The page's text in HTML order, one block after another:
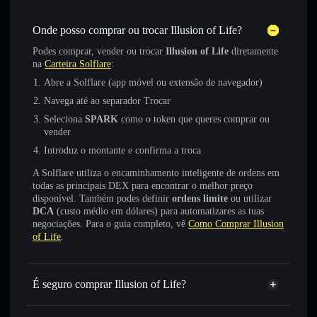
Onde posso comprar ou trocar Illusion of Life?
Podes comprar, vender ou trocar Illusion of Life diretamente
na Carteira Solflare:
Abre a Solflare (app móvel ou extensão de navegador)
Navega até ao separador Trocar
Seleciona SPARK como o token que queres comprar ou
vender
Introduz o montante e confirma a troca
A Solflare utiliza o encaminhamento inteligente de ordens em
todas as principais DEX para encontrar o melhor preço
disponível. Também podes definir ordens limite ou utilizar
DCA (custo médio em dólares) para automatizares as tuas
negociações. Para o guia completo, vê Como Comprar Illusion
of Life.
É seguro comprar Illusion of Life?
Illusion of Life token verificado